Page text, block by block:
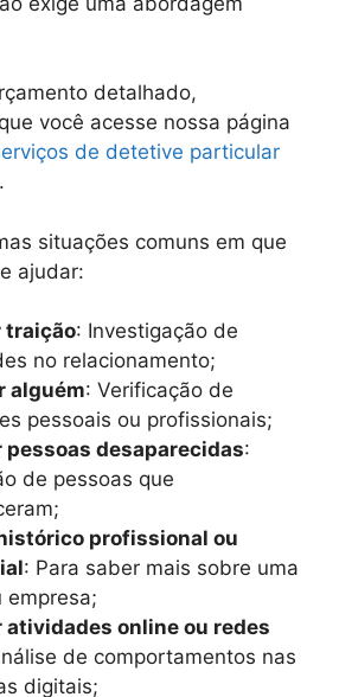
detalhado,
você acesse nossa página
de detetive particular
.
situações comuns em que
ajudar:
traição: Investigação de
no relacionamento;
alguém: Verificação de
pessoais ou profissionais;
pessoas desaparecidas:
de pessoas que
profissional ou
: Para saber mais sobre uma
empresa;
atividades online ou redes
de comportamentos nas
digitais;